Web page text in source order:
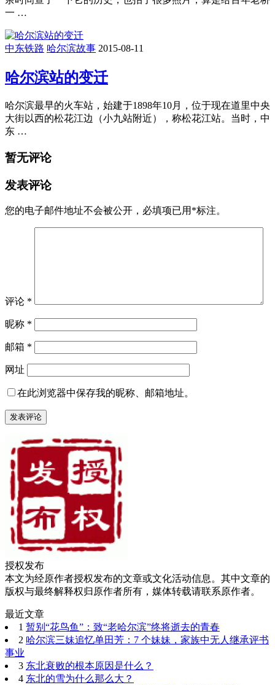
一 …
中东铁路 哈尔滨故事 2015-08-11
哈尔滨站的变迁
哈尔滨最早的火车站，始建于1898年10月，位于现在道里中央
大街以西的松花江边（小九站附近），称松花江站。当时，中
东 …
暂无评论
发表评论
您的电子邮件地址不会被公开， 必填项已用 *标注。
评论 *
昵称 *
邮箱 *
网址
在此浏览器中保存我的昵称、邮箱地址。
授权发布
本文为经原作者授权发布的文章或文化活动信息。其中文章的
版权与最终解释权归原作者所有，媒体转载请联系原作者。
最近文章
1 暂别“花鸟鱼”：致“老哈尔滨”终将逝去的青春
2 哈尔滨三妹追忆单田芳：7 个妹妹，家族中无人继承评书
事业
3 东北衰败的根本原因是什么？
4 东北的雪为什么那么大？